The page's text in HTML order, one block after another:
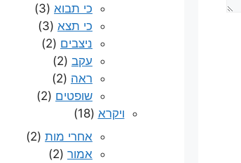
כי תבוא (3)
כי תצא (3)
ניצבים (2)
עקב (2)
ראה (2)
שופטים (2)
ויקרא (18)
אחרי מות (2)
אמור (2)